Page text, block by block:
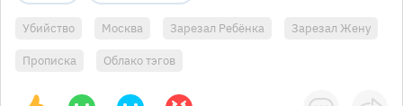
Убийство Москва Зарезал Ребёнка Зарезал Жену
Прописка Облако тэгов